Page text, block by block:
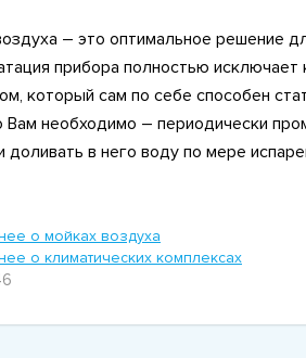
– это оптимальное решение
прибора полностью исключает
который сам по себе способен
Вам необходимо – периодически
доливать в него воду по мере
о мойках воздуха
о климатических комплексах